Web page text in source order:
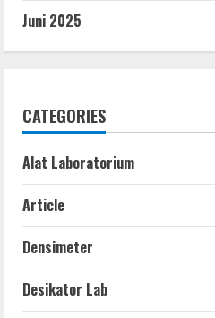
Juni 2025
CATEGORIES
Alat Laboratorium
Article
Densimeter
Desikator Lab